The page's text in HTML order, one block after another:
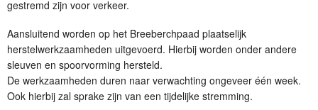
gestremd zijn voor verkeer.
Aansluitend worden op het Breeberchpaad plaatselijk
herstelwerkzaamheden uitgevoerd. Hierbij worden onder andere
sleuven en spoorvorming hersteld.
De werkzaamheden duren naar verwachting ongeveer één week.
Ook hierbij zal sprake zijn van een tijdelijke stremming.